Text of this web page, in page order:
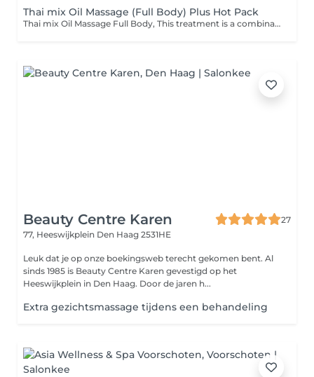
Thai mix Oil Massage (Full Body) Plus Hot Pack
Thai mix Oil Massage Full Body, This treatment is a combination of a traditional Thai massage with a Oil massage.
Beauty Centre Karen
27
77, Heeswijkplein Den Haag 2531HE
Leuk dat je op onze boekingsweb terecht gekomen bent. Al
sinds 1985 is Beauty Centre Karen gevestigd op het
Heeswijkplein in Den Haag. Door de jaren h...
Extra gezichtsmassage tijdens een behandeling